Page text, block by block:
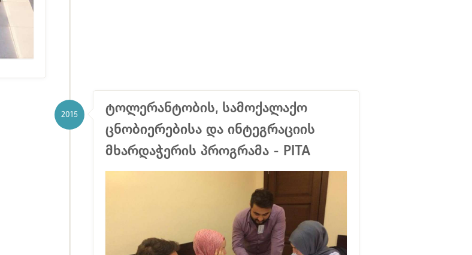
2015
ტოლერანტობის, სამოქალაქო
ცნობიერებისა და ინტეგრაციის
მხარდაჭერის პროგრამა - PITA